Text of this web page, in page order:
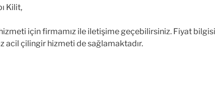
Kilit,
için firmamız ile iletişime geçebilirsiniz. Fiyat
acil çilingir hizmeti de sağlamaktadır.